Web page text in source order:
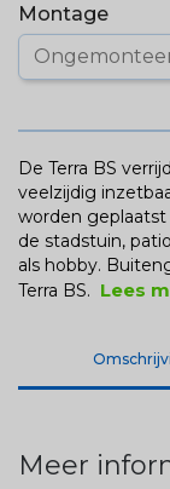
Montage
De Terra BS
veelzijdig
worden
de stadstuin,
als hobby.
Terra BS. Lees
Meer